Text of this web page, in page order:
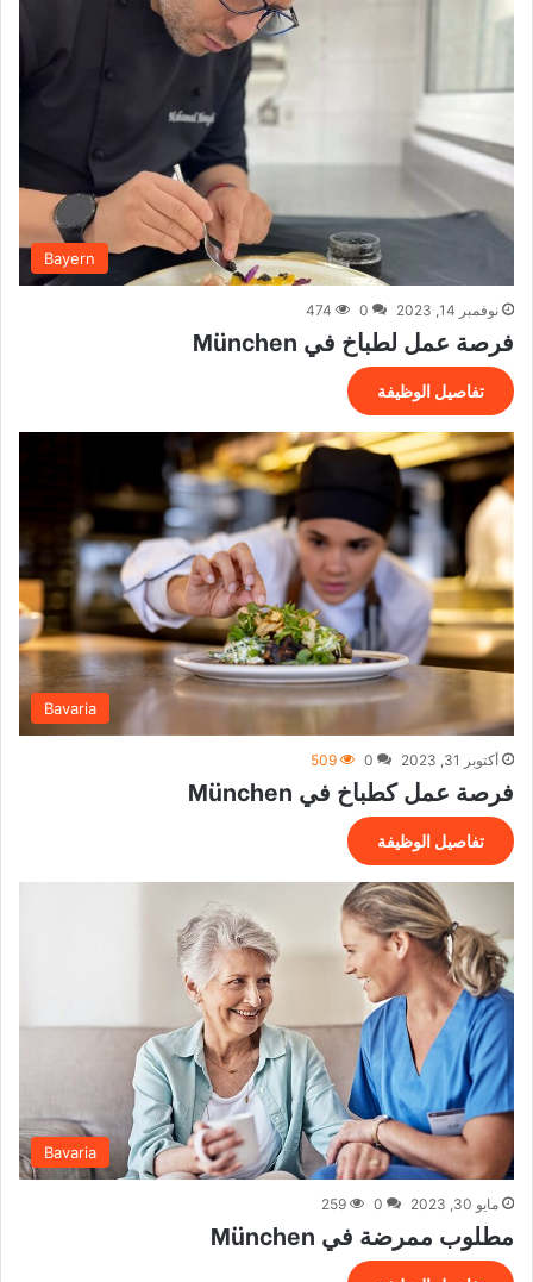
Bayern
نوفمبر 14, 2023 0
474
فرصة عمل لطباخ في München
تفاصيل الوظيفة
Bavaria
أكتوبر 31, 2023 0
509
فرصة عمل كطباخ في München
تفاصيل الوظيفة
Bavaria
مايو 30, 2023 0
259
مطلوب ممرضة في München